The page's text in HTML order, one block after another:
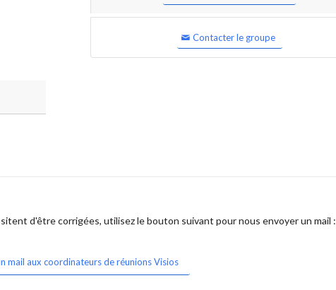
Contacter le groupe
d'être corrigées, utilisez le bouton suivant pour nous envoyer un mail :
mail aux coordinateurs de réunions Visios